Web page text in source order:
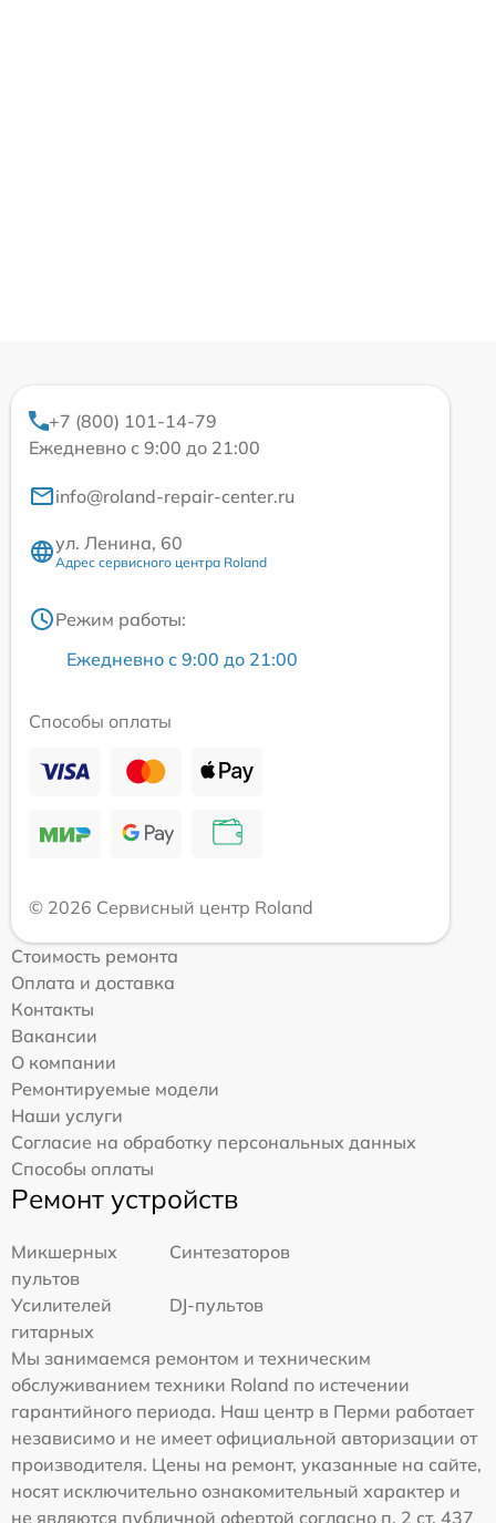
+7 (800) 101-14-79
Ежедневно с 9:00 до 21:00
info@roland-repair-center.ru
ул. Ленина, 60
Адрес сервисного центра Roland
Режим работы:
Ежедневно с 9:00 до 21:00
Способы оплаты
© 2026 Сервисный центр Roland
Стоимость ремонта
Оплата и доставка
Контакты
Вакансии
О компании
Ремонтируемые модели
Наши услуги
Согласие на обработку персональных данных
Способы оплаты
Ремонт устройств
Микшерных
пультов
Синтезаторов
Усилителей
гитарных
DJ-пультов
Мы занимаемся ремонтом и техническим
обслуживанием техники Roland по истечении
гарантийного периода. Наш центр в Перми работает
независимо и не имеет официальной авторизации от
производителя. Цены на ремонт, указанные на сайте,
носят исключительно ознакомительный характер и
не являются публичной офертой согласно п. 2 ст. 437